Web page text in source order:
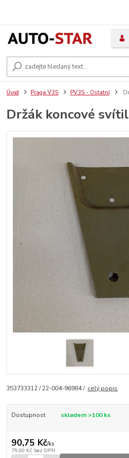
Úvod Praga V3S PV3S - Ostatní
Držák koncové
353733312 / 22-004-96984 / celý popis
Dostupnost skladem >100 ks
90,75 Kč/ks
75,00 Kč bez DPH